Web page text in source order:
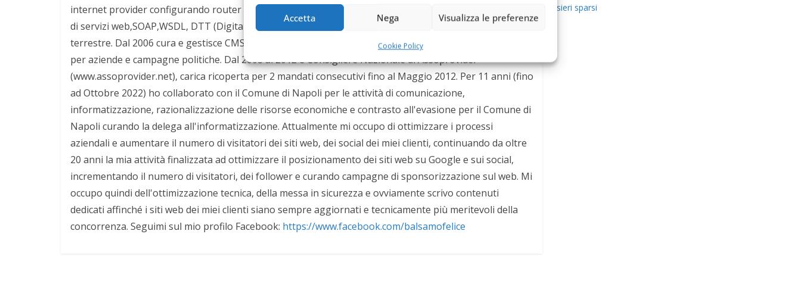
Accetta Nega Visualizza le preferenze
Cookie Policy
internet provider configurando router CISCO e Modem 33,6 Kbit/s. Dal 2001 si dedica alla realizzazione
di servizi web,SOAP,WSDL, DTT (Digitale Terrestre), protocollo MHP per servizi interattivi del digitale
terrestre. Dal 2006 cura e gestisce CMS ottimizzati per le attività SEO, si occupa di comunicazione web
per aziende e campagne politiche. Dal 2008 al 2012 è Consigliere Nazionale di Assoprovider
(www.assoprovider.net), carica ricoperta per 2 mandati consecutivi fino al Maggio 2012. Per 11 anni (fino
ad Ottobre 2022) ho collaborato con il Comune di Napoli per le attività di comunicazione,
informatizzazione, razionalizzazione delle risorse economiche e contrasto all'evasione per il Comune di
Napoli curando la delega all'informatizzazione. Attualmente mi occupo di ottimizzare i processi
aziendali e aumentare il numero di visitatori dei siti web, dei social dei miei clienti, continuando da oltre
20 anni la mia attività finalizzata ad ottimizzare il posizionamento dei siti web su Google e sui social,
incrementando il numero di visitatori, dei follower e curando campagne di sponsorizzazione sul web. Mi
occupo quindi dell'ottimizzazione tecnica, della messa in sicurezza e ovviamente scrivo contenuti
dedicati affinché i siti web dei miei clienti siano sempre aggiornati e tecnicamente più meritevoli della
concorrenza. Seguimi sul mio profilo Facebook: https://www.facebook.com/balsamofelice
Pensieri sparsi